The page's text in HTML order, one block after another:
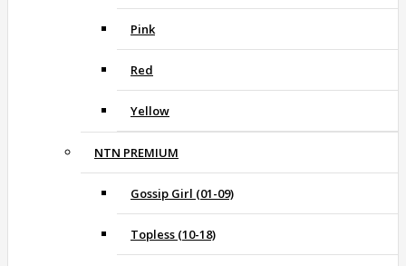
Pink
Red
Yellow
NTN PREMIUM
Gossip Girl (01-09)
Topless (10-18)